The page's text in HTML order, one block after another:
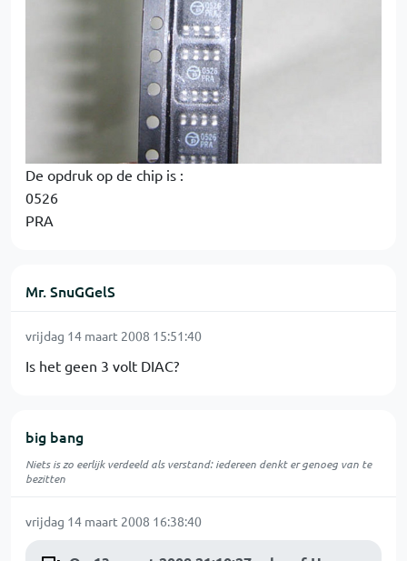
De opdruk op de chip is :
0526
PRA
Mr. SnuGGelS
vrijdag 14 maart 2008 15:51:40
Is het geen 3 volt DIAC?
big bang
Niets is zo eerlijk verdeeld als verstand: iedereen denkt er genoeg van te
bezitten
vrijdag 14 maart 2008 16:38:40